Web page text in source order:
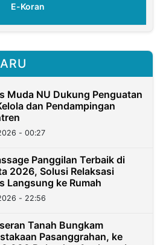
E-Koran
Muda NU Dukung Penguatan
dan Pendampingan
- 00:27
Panggilan Terbaik di
2026, Solusi Relaksasi
Langsung ke Rumah
- 22:56
Tanah Bungkam
Pasanggrahan, ke